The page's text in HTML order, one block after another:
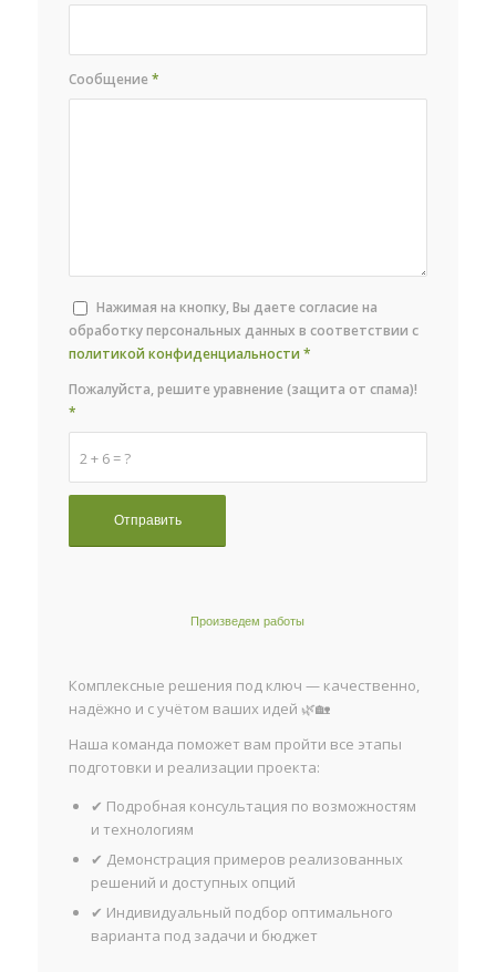
Сообщение*
Нажимая на кнопку, Вы даете согласие на
обработку персональных данных в соответствии с
политикой конфиденциальности *
2 + 6 = ?
Пожалуйста, решите уравнение (защита от спама)!
*
Произведем работы
Комплексные решения под ключ — качественно,
надёжно и с учётом ваших идей 🌿🏡
Наша команда поможет вам пройти все этапы
подготовки и реализации проекта:
✔ Подробная консультация по возможностям
и технологиям
✔ Демонстрация примеров реализованных
решений и доступных опций
✔ Индивидуальный подбор оптимального
варианта под задачи и бюджет